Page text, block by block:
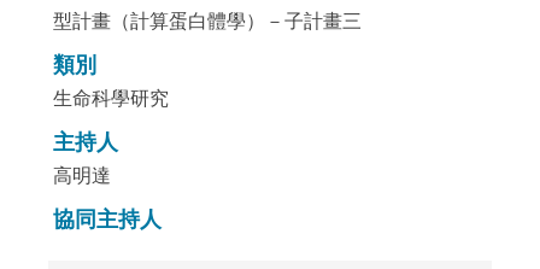
型計畫（計算蛋白體學）－子計畫三
類別
生命科學研究
主持人
高明達
協同主持人